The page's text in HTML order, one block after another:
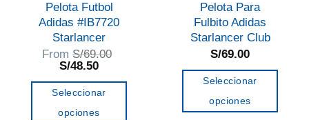
la
página
de
producto
la
página
de
producto
Pelota Futbol
Adidas #IB7720
Starlancer
FromS/69.00
El
original
era:
S/69.00.
S/48.50El
actual
es:
S/48.50.
Seleccionar
opciones
Pelota Para
Fulbito Adidas
Starlancer Club
S/69.00
Seleccionar
opciones